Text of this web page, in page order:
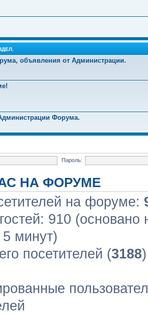
объявления от Администрации.
Форума.
Пароль:
НА ФОРУМЕ
на форуме:
910 (основано
минут)
посетителей (3188